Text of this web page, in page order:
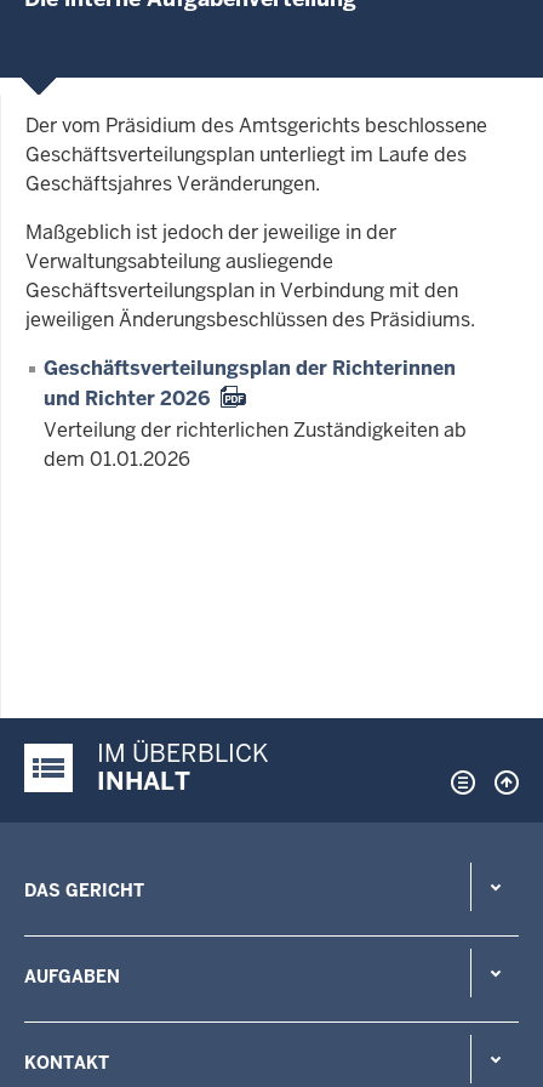
Der vom Präsidium des Amtsgerichts beschlossene
Geschäftsverteilungsplan unterliegt im Laufe des
Geschäftsjahres Veränderungen.
Maßgeblich ist jedoch der jeweilige in der
Verwaltungsabteilung ausliegende
Geschäftsverteilungsplan in Verbindung mit den
jeweiligen Änderungsbeschlüssen des Präsidiums.
Geschäftsverteilungsplan der Richterinnen
und Richter 2026
Verteilung der richterlichen Zuständigkeiten ab
dem 01.01.2026
Justiz-Portal im Überblick:
IM ÜBERBLICK
INHALT
DAS GERICHT
AUFGABEN
KONTAKT